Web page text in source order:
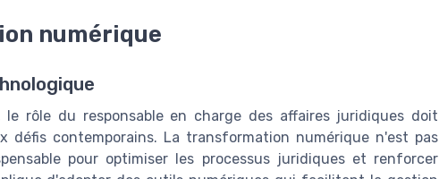
numérique
rôle du responsable en charge des affaires juridiques doit
défis contemporains. La transformation numérique n'est pas
pour optimiser les processus juridiques et renforcer